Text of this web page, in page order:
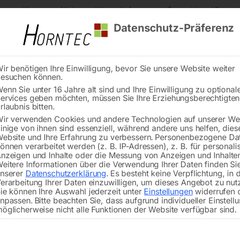
aus Kärnten Markenqualität Lieferung nach Österreich und
Reinigung
Ventilplättchensatz inkl. Dichtungen ‘KIT H’
🔍
PL (H) 840 (800), PLS 750/850
Datenschutz-Präferenz
benötigen Ihre Einwilligung, bevor Sie unsere Website weiter
können.
Sie unter 16 Jahre alt sind und Ihre Einwilligung zu
geben möchten, müssen Sie Ihre
bitten.
verwenden Cookies und andere Technologien auf unserer
von ihnen sind essenziell, während andere uns helfen,
und Ihre Erfahrung zu verbessern. Personenbezogene
verarbeitet werden (z. B. IP-Adressen), z. B. für
und Inhalte oder die Messung von Anzeigen und
Informationen über die Verwendung Ihrer Daten finden
Datenschutzerklärung. Es besteht keine Verpflichtung, in
Ihrer Daten einzuwilligen, um dieses Angebot zu
können Ihre Auswahl jederzeit unter Einstellungenwiderrufen
Bitte beachten Sie, dass aufgrund individueller
nicht alle Funktionen der Website verfügbar sind.